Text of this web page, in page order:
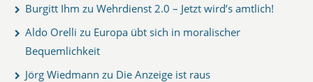
Burgitt Ihm zu Wehrdienst 2.0 – Jetzt wird’s amtlich!
Aldo Orelli zu Europa übt sich in moralischer
Bequemlichkeit
Jörg Wiedmann zu Die Anzeige ist raus